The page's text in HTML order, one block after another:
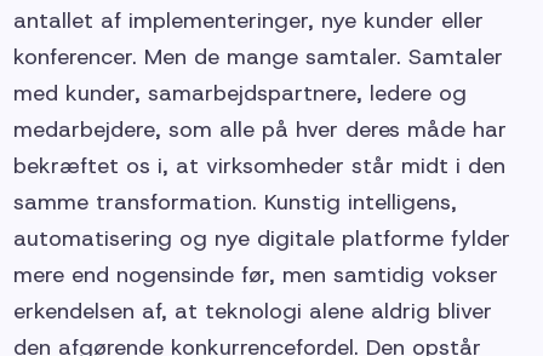
antallet af implementeringer, nye kunder eller
konferencer. Men de mange samtaler. Samtaler
med kunder, samarbejdspartnere, ledere og
medarbejdere, som alle på hver deres måde har
bekræftet os i, at virksomheder står midt i den
samme transformation. Kunstig intelligens,
automatisering og nye digitale platforme fylder
mere end nogensinde før, men samtidig vokser
erkendelsen af, at teknologi alene aldrig bliver
den afgørende konkurrencefordel. Den opstår